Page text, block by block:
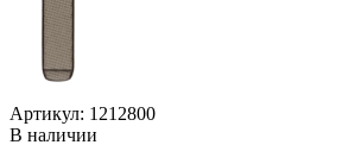
Артикул: 1212800
В наличии